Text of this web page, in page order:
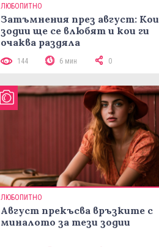
ЛЮБОПИТНО
Затъмнения през август: Кои
зодии ще се влюбят и кои ги
очаква раздяла
144 6 мин 0
ЛЮБОПИТНО
Август прекъсва връзките с
миналото за тези зодии